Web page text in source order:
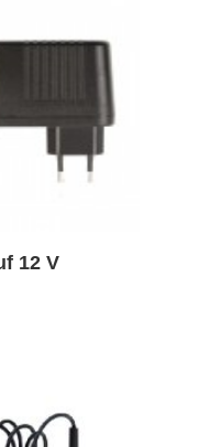
12 V